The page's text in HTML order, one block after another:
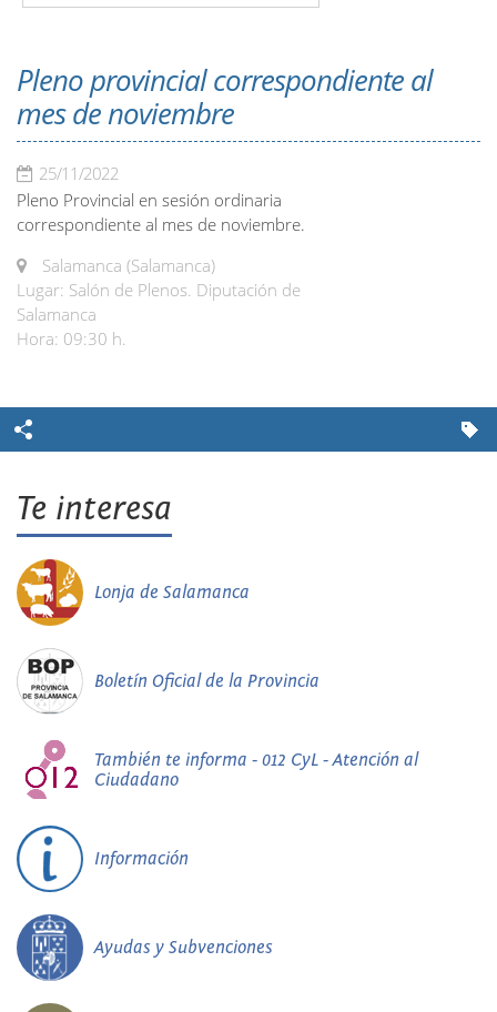
Pleno provincial correspondiente al
mes de noviembre
25/11/2022
Pleno Provincial en sesión ordinaria
correspondiente al mes de noviembre.
Salamanca (Salamanca)
Lugar: Salón de Plenos. Diputación de
Salamanca
Hora: 09:30 h.
Te interesa
Lonja de Salamanca
Boletín Oficial de la Provincia
También te informa - 012 CyL - Atención al
Ciudadano
Información
Ayudas y Subvenciones